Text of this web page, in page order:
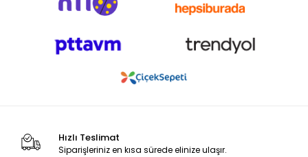
Hızlı Teslimat
Siparişleriniz en kısa sürede elinize ulaşır.